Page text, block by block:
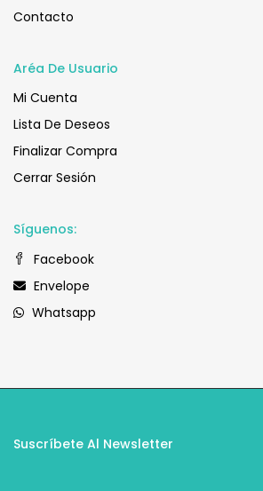
Contacto
Aréa De Usuario
Mi Cuenta
Lista De Deseos
Finalizar Compra
Cerrar Sesión
Síguenos:
Facebook
Envelope
Whatsapp
Suscríbete Al Newsletter